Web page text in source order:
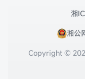
湘
湘公
Copyright ©